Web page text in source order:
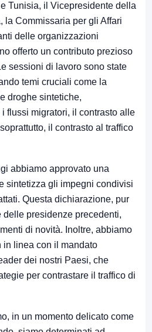
Tunisia, il Vicepresidente della
la Commissaria per gli Affari
delle organizzazioni
offerto un contributo prezioso
sessioni di lavoro sono state
temi cruciali come la
droghe sintetiche,
i flussi migratori, il contrasto alle
il contrasto al traffico
abbiamo approvato una
sintetizza gli impegni condivisi
Questa dichiarazione, pur
presidenze precedenti,
di novità. Inoltre, abbiamo
in linea con il mandato
dei nostri Paesi, che
per contrastare il traffico di
in un momento delicato come